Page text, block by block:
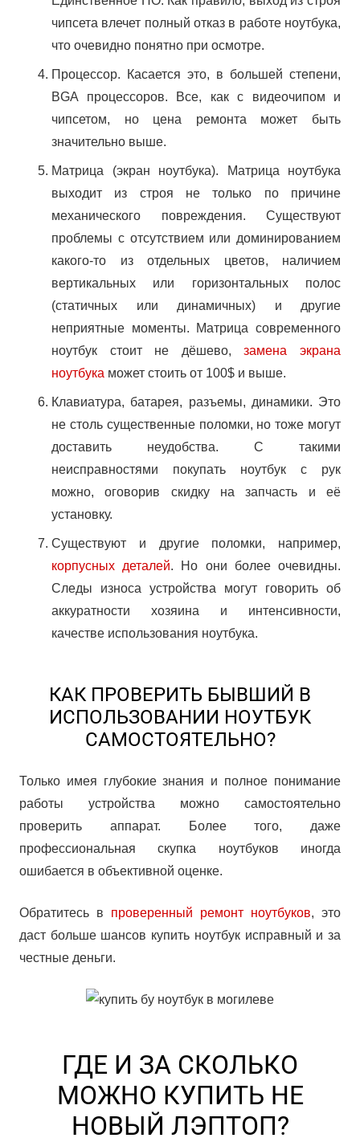
Купить Б/У ноутбук!!!
Цены
Рассрочка
Оплата ЕРИП (E-POS)
Схема проезда / Адрес
+375 (29) 131-60-61
BLOG
Карточка TOP-IT
чипсета влечет полный отказ в работе ноутбука,
что очевидно понятно при осмотре.
Процессор. Касается это, в большей степени,
BGA процессоров. Все, как с видеочипом и
чипсетом, но цена ремонта может быть
значительно выше.
Матрица (экран ноутбука). Матрица ноутбука
выходит из строя не только по причине
механического повреждения. Существуют
проблемы с отсутствием или доминированием
какого-то из отдельных цветов, наличием
вертикальных или горизонтальных полос
(статичных или динамичных) и другие
неприятные моменты. Матрица современного
ноутбук стоит не дёшево,замена экрана
ноутбука может стоить от 100$ и выше.
Клавиатура, батарея, разъемы, динамики. Это
не столь существенные поломки, но тоже могут
доставить неудобства. С такими
неисправностями покупать ноутбук с рук
можно, оговорив скидку на запчасть и её
установку.
Существуют и другие поломки, например,
корпусных деталей. Но они более очевидны.
Следы износа устройства могут говорить об
аккуратности хозяина и интенсивности,
качестве использования ноутбука.
КАК ПРОВЕРИТЬ БЫВШИЙ В
ИСПОЛЬЗОВАНИИ НОУТБУК
САМОСТОЯТЕЛЬНО?
Только имея глубокие знания и полное понимание
работы устройства можно самостоятельно
проверить аппарат. Более того, даже
профессиональная скупка ноутбуков иногда
ошибается в объективной оценке.
Обратитесь в проверенный ремонт ноутбуков, это
даст больше шансов купить ноутбук исправный и за
честные деньги.
ГДЕ И ЗА СКОЛЬКО
МОЖНО КУПИТЬ НЕ
НОВЫЙ ЛЭПТОП?